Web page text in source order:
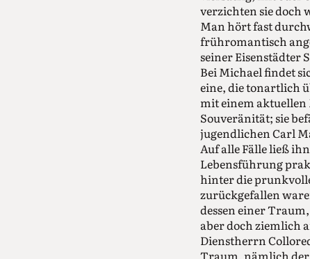
verzichten sie doch
Man hört fast
frühromantisch
seiner Eisenstädter
Bei Michael findet
eine, die tonartlich
mit einem
Souveränität; sie
jugendlichen Carl
Auf alle Fälle ließ
Lebensführung
hinter die
zurückgefallen
dessen einer
aber doch ziemlich
Dienstherrn
Traum, nämlich